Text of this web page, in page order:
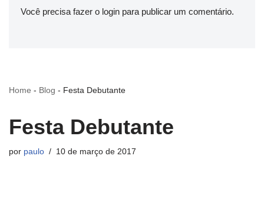
Você precisa fazer o login para publicar um comentário.
Home - Blog - Festa Debutante
Festa Debutante
por paulo 10 de março de 2017